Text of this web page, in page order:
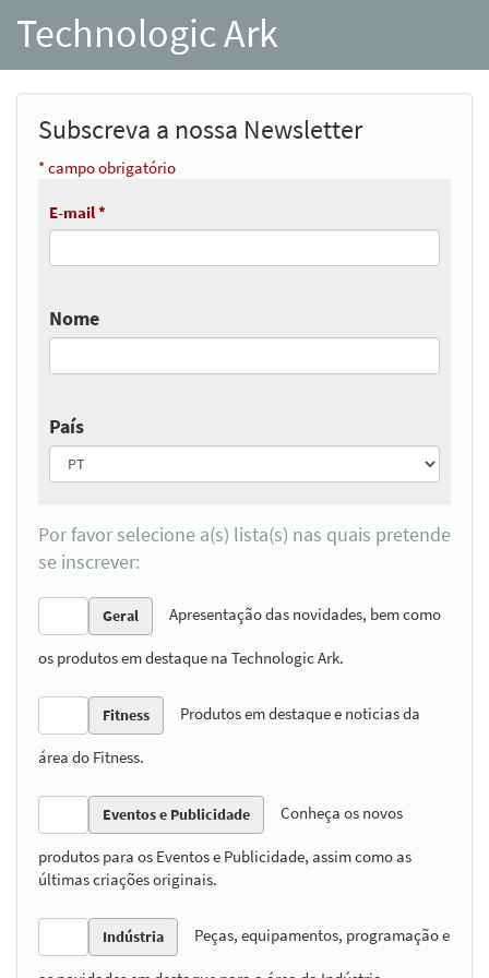
Technologic Ark
Subscreva a nossa Newsletter
* campo obrigatório
E-mail *
Nome
País
Por favor selecione a(s) lista(s) nas quais pretende
se inscrever:
Geral Apresentação das novidades, bem como
os produtos em destaque na Technologic Ark.
Fitness Produtos em destaque e noticias da
área do Fitness.
Eventos e Publicidade Conheça os novos
produtos para os Eventos e Publicidade, assim como as
últimas criações originais.
Indústria Peças, equipamentos, programação e